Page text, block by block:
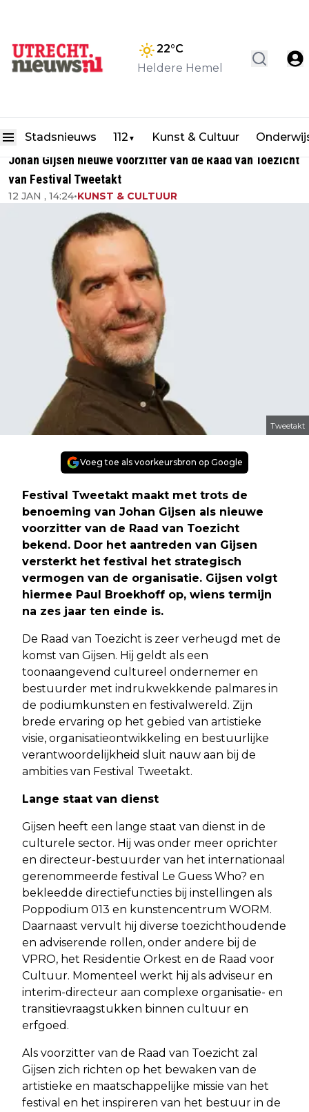
22°C
Heldere Hemel
Stadsnieuws 112 ▼ Kunst & Cultuur
Johan Gijsen nieuwe voorzitter van de Raad van Toezicht
van Festival Tweetakt
12 JAN , 14:24•KUNST & CULTUUR
Tweetakt
Voeg toe als voorkeursbron op Google
Festival Tweetakt maakt met trots de
benoeming van Johan Gijsen als nieuwe
voorzitter van de Raad van Toezicht
bekend. Door het aantreden van Gijsen
versterkt het festival het strategisch
vermogen van de organisatie. Gijsen volgt
hiermee Paul Broekhoff op, wiens termijn
na zes jaar ten einde is.
De Raad van Toezicht is zeer verheugd met de
komst van Gijsen. Hij geldt als een
toonaangevend cultureel ondernemer en
bestuurder met indrukwekkende palmares in
de podiumkunsten en festivalwereld. Zijn
brede ervaring op het gebied van artistieke
visie, organisatieontwikkeling en bestuurlijke
verantwoordelijkheid sluit nauw aan bij de
ambities van Festival Tweetakt.
Lange staat van dienst
Gijsen heeft een lange staat van dienst in de
culturele sector. Hij was onder meer oprichter
en directeur-bestuurder van het internationaal
gerenommeerde festival Le Guess Who? en
bekleedde directiefuncties bij instellingen als
Poppodium 013 en kunstencentrum WORM.
Daarnaast vervult hij diverse toezichthoudende
en adviserende rollen, onder andere bij de
VPRO, het Residentie Orkest en de Raad voor
Cultuur. Momenteel werkt hij als adviseur en
interim-directeur aan complexe organisatie- en
transitievraagstukken binnen cultuur en
erfgoed.
Als voorzitter van de Raad van Toezicht zal
Gijsen zich richten op het bewaken van de
artistieke en maatschappelijke missie van het
festival en het inspireren van het bestuur in de